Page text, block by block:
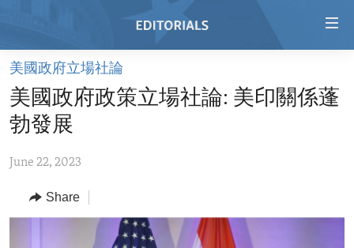
Skip
main
content
to
Navigation
Skip
HOME
VIDEO
REGIONS
AFRICA
TOPICS
HUMAN RIGHTS
美國政府立場社論
美國政府政策立場社論: 美印關係蓬
勃發展
June 22, 2023
Share